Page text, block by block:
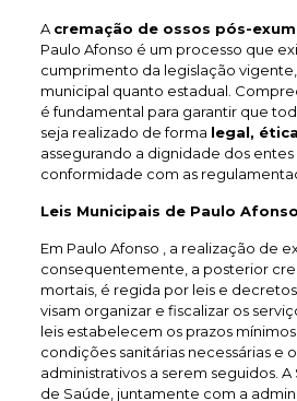
A cremação de ossos pós-
Paulo Afonso é um processo que
cumprimento da legislação
municipal quanto estadual.
é fundamental para garantir que
seja realizado de forma legal,
assegurando a dignidade dos
conformidade com as
Leis Municipais de Paulo Afonso
Em Paulo Afonso , a realização de
consequentemente, a posterior
mortais, é regida por leis e
visam organizar e fiscalizar os
leis estabelecem os prazos
condições sanitárias necessárias e
administrativos a serem seguidos.
de Saúde, juntamente com a